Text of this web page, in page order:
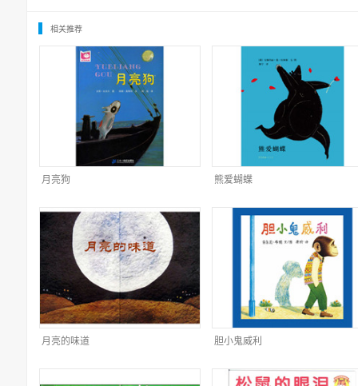
相关推荐
月亮狗 熊爱蝴蝶
月亮的味道 胆小鬼威利